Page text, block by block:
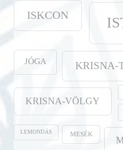
ISKCON
JÓGA KRISNA-
KRISNA-VÖLGY
LEMONDÁS MESÉK